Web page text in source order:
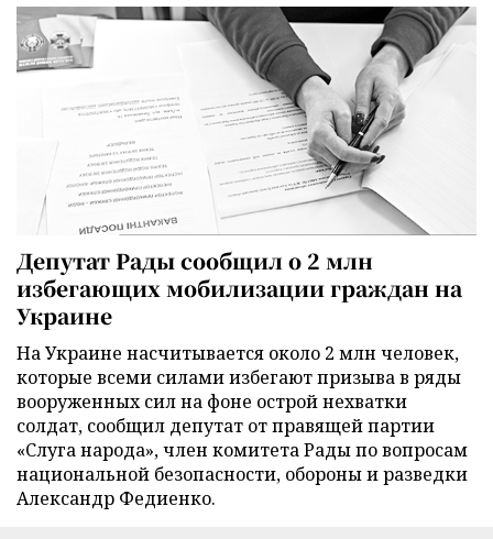
Депутат Рады сообщил о 2 млн
избегающих мобилизации граждан на
Украине
На Украине насчитывается около 2 млн человек,
которые всеми силами избегают призыва в ряды
вооруженных сил на фоне острой нехватки
солдат, сообщил депутат от правящей партии
«Слуга народа», член комитета Рады по вопросам
национальной безопасности, обороны и разведки
Александр Федиенко.